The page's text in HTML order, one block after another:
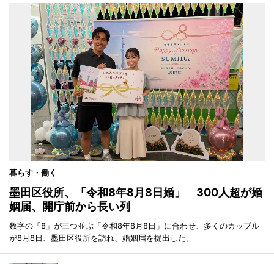
暮らす・働く
墨田区役所、「令和8年8月8日婚」 300人超が婚
姻届、開庁前から長い列
数字の「8」が三つ並ぶ「令和8年8月8日」に合わせ、多くのカップル
が8月8日、墨田区役所を訪れ、婚姻届を提出した。